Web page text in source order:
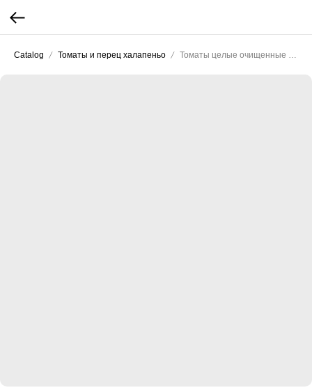
Catalog Томаты и перец халапеньо